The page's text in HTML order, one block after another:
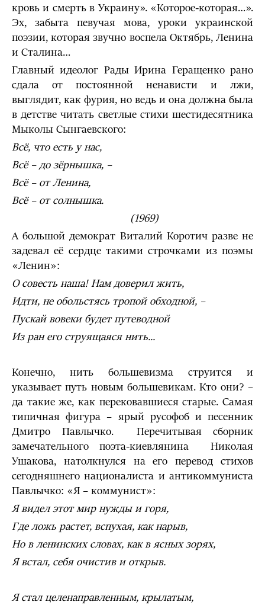
кровь и смерть в Украину». «Которое-которая…».
Эх, забыта певучая мова, уроки украинской
поэзии, которая звучно воспела Октябрь, Ленина
и Сталина…
Главный идеолог Рады Ирина Геращенко рано
сдала от постоянной ненависти и лжи,
выглядит, как фурия, но ведь и она должна была
в детстве читать светлые стихи шестидесятника
Мыколы Сынгаевского:
Всё, что есть у нас,
Всё – до зёрнышка, –
Всё – от Ленина,
Всё – от солнышка.
(1969)
А большой демократ Виталий Коротич разве не
задевал её сердце такими строчками из поэмы
«Ленин»:
О совесть наша! Нам доверил жить,
Идти, не обольстясь тропой обходной, –
Пускай вовеки будет путеводной
Из ран его струящаяся нить...
Конечно, нить большевизма струится и
указывает путь новым большевикам. Кто они? –
да такие же, как перековавшиеся старые. Самая
типичная фигура – ярый русофоб и песенник
Дмитро Павлычко. Перечитывая сборник
замечательного поэта-киевлянина Николая
Ушакова, натолкнулся на его перевод стихов
сегодняшнего националиста и антикоммуниста
Павлычко: «Я – коммунист»:
Я видел этот мир нужды и горя,
Где ложь растет, вспухая, как нарыв,
Но в ленинских словах, как в ясных зорях,
Я встал, себя очистив и открыв.
Я стал целенаправленным, крылатым,